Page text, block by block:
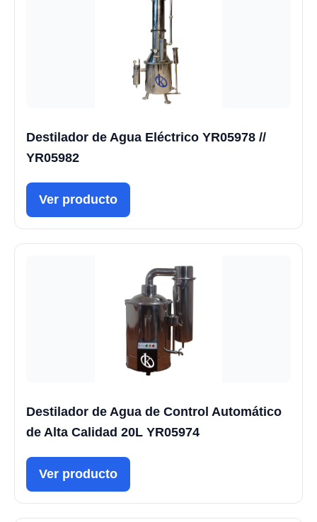
Destilador de Agua Eléctrico YR05978 //
YR05982
Ver producto
Destilador de Agua de Control Automático
de Alta Calidad 20L YR05974
Ver producto